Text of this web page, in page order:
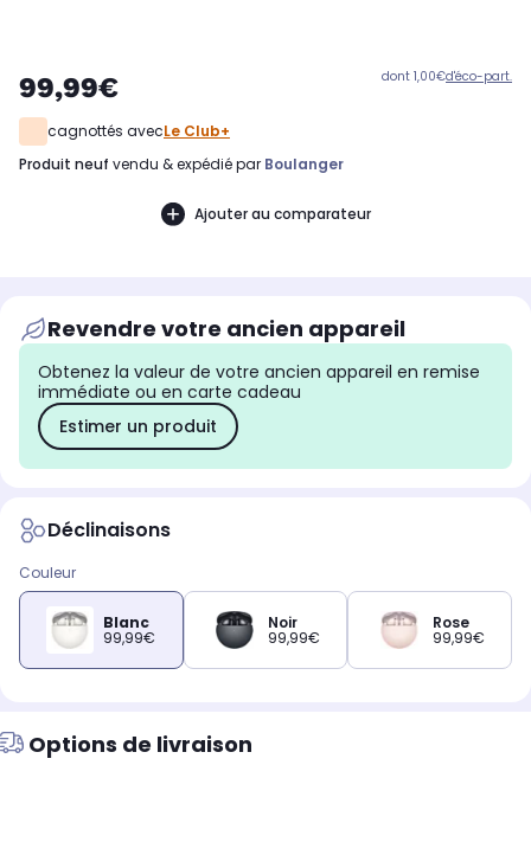
99,99€ dont 1,00€d'éco-part.
cagnottés avecLe Club+
produit neuf vendu & expédié par Boulanger
Ajouter au comparateur
Revendre votre ancien appareil
Obtenez la valeur de votre ancien appareil en remise
immédiate ou en carte cadeau
Estimer un produit
Déclinaisons
Couleur
Blanc
99,99€
Noir
99,99€
Rose
99,99€
Options de livraison